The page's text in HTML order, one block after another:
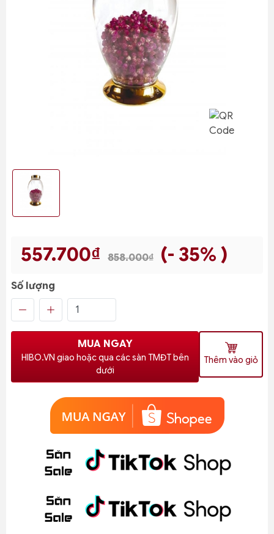
557.700₫ 858.000₫ (- 35% )
Số lượng
MUA NGAY
HIBO.VN giao hoặc qua các sàn TMĐT bên
dưới
Thêm vào giỏ